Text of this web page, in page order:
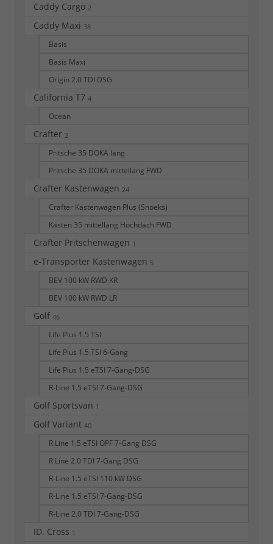
Caddy Cargo 2
Caddy Maxi 38
Basis
Basis Maxi
Origin 2.0 TDI DSG
California T7 4
Ocean
Crafter 2
Pritsche 35 DOKA lang
Pritsche 35 DOKA mittellang FWD
Crafter Kastenwagen 24
Crafter Kastenwagen Plus (Snoeks)
Kasten 35 mittellang Hochdach FWD
Crafter Pritschenwagen 1
e-Transporter Kastenwagen 5
BEV 100 kW RWD KR
BEV 100 kW RWD LR
Golf 46
Life Plus 1.5 TSI
Life Plus 1.5 TSI 6-Gang
Life Plus 1.5 eTSI 7-Gang-DSG
R-Line 1.5 eTSI 7-Gang-DSG
Golf Sportsvan 1
Golf Variant 40
R Line 1.5 eTSI OPF 7-Gang DSG
R Line 2.0 TDI 7-Gang DSG
R-Line 1.5 eTSI 110 kW DSG
R-Line 1.5 eTSI 7-Gang-DSG
R-Line 2.0 TDI 7-Gang-DSG
ID. Cross 1